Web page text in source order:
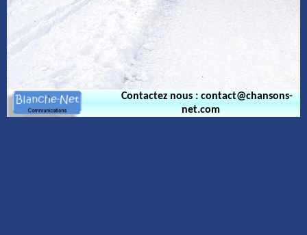
Contactez nous : contact@chansons-
net.com